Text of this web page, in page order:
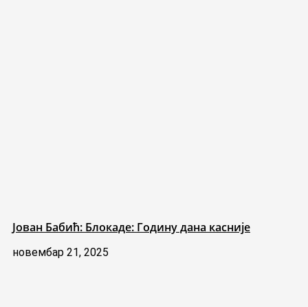
Јован Бабић: Блокаде: Годину дана касније
новембар 21, 2025